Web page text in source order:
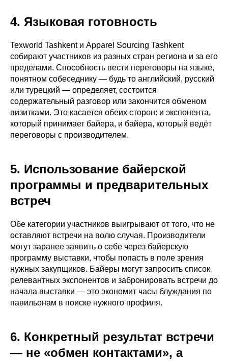
4. Языковая готовность
Texworld Tashkent и Apparel Sourcing Tashkent
собирают участников из разных стран региона и за его
пределами. Способность вести переговоры на языке,
понятном собеседнику — будь то английский, русский
или турецкий — определяет, состоится
содержательный разговор или закончится обменом
визитками. Это касается обеих сторон: и экспонента,
который принимает байера, и байера, который ведёт
переговоры с производителем.
5. Использование байерской
программы и предварительных
встреч
Обе категории участников выигрывают от того, что не
оставляют встречи на волю случая. Производители
могут заранее заявить о себе через байерскую
программу выставки, чтобы попасть в поле зрения
нужных закупщиков. Байеры могут запросить список
релевантных экспонентов и забронировать встречи до
начала выставки — это экономит часы блуждания по
павильонам в поиске нужного профиля.
6. Конкретный результат встречи
— не «обмен контактами», а